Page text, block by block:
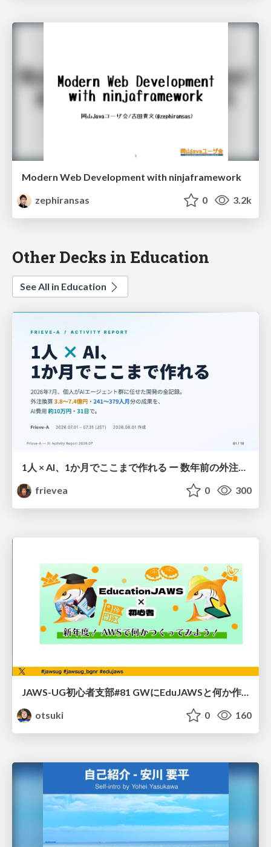
Modern Web Development with ninjaframework
zephiransas
0 3.2k
Other Decks in Education
See All in Education
frievea
0 300
JAWS-UG初心者支部#81 GWにEduJAWSと何か作ろうもくもく会！
otsuki
0 160